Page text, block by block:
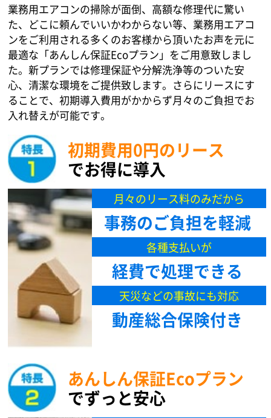
業務用エアコンの掃除が面倒、高額な修理代に驚い
た、どこに頼んでいいかわからない等、業務用エアコ
ンをご利用される多くのお客様から頂いたお声を元に
最適な「あんしん保証Ecoプラン」をご用意致しまし
た。新プランでは修理保証や分解洗浄等のついた安
心、清潔な環境をご提供致します。さらにリースにす
ることで、初期導入費用がかからず月々のご負担でお
入れ替えが可能です。
初期費用0円のリース
でお得に導入
月々のリース料のみだから
事務のご負担を軽減
各種支払いが
経費で処理できる
天災などの事故にも対応
動産総合保険付き
あんしん保証Ecoプラン
でずっと安心